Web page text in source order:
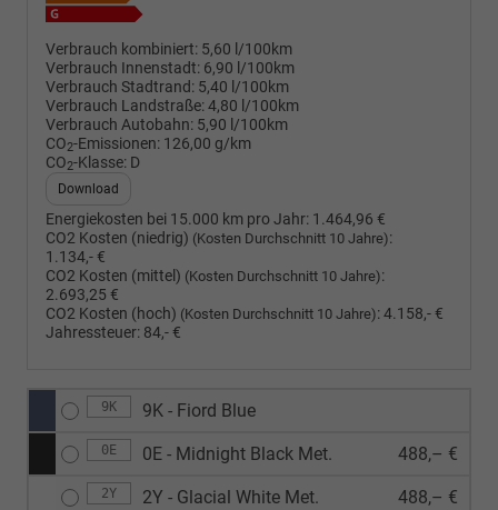
Verbrauch kombiniert: 5,60 l/100km
Verbrauch Innenstadt: 6,90 l/100km
Verbrauch Stadtrand: 5,40 l/100km
Verbrauch Landstraße:4,80 l/100km
Verbrauch Autobahn: 5,90 l/100km
CO2-Emissionen: 126,00 g/km
CO2-Klasse: D
Download
Energiekosten bei 15.000 km pro Jahr: 1.464,96 €
CO2 Kosten (niedrig) (Kosten Durchschnitt 10 Jahre):
1.134,- €
CO2 Kosten (mittel) (Kosten Durchschnitt 10 Jahre):
2.693,25 €
CO2 Kosten (hoch) (Kosten Durchschnitt 10 Jahre):4.158,- €
Jahressteuer: 84,- €
9K 9K - Fiord Blue
0E 0E - Midnight Black Met. 488,– €
2Y 2Y - Glacial White Met. 488,– €